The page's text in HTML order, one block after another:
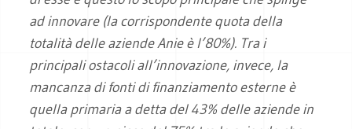
ad innovare (la corrispondente quota della
totalità delle aziende Anie è l’80%). Tra i
principali ostacoli all’innovazione, invece, la
mancanza di fonti di finanziamento esterne è
quella primaria a detta del 43% delle aziende in